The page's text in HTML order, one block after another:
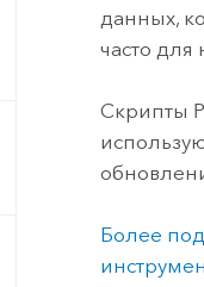
данных,
часто
Скрипты
Более